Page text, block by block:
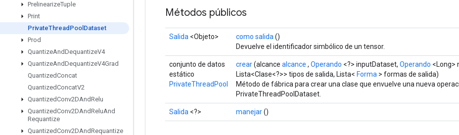
PrelinearizeTuple
Print
PrivateThread Pool Dataset
Prod
QuantizeAndDequantizeV4
QuantizeAndDequantizeV4Grad
QuantizedConcat
QuantizedConcatV2
QuantizedConv2DAndRelu
QuantizedConv2DAndReluAnd
Requantize
QuantizedConv2DAndRequantize
Métodos públicos
Salida <Objeto> como salida ()
Devuelve el identificador simbólico de un tensor.
conjunto de datos
estático
PrivateThreadPool
crear(alcance alcance , Operando <?> inputDataset, Operando <Long>
Lista<Clase<?>> tipos de salida, Lista< Forma > formas de salida)
Método de fábrica para crear una clase que envuelve una nueva
PrivateThreadPoolDataset.
Salida <?> manejar()